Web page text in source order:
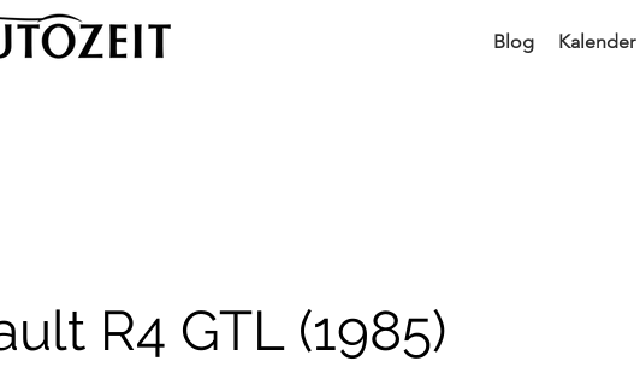
Blog Kalender
R4 GTL (1985)